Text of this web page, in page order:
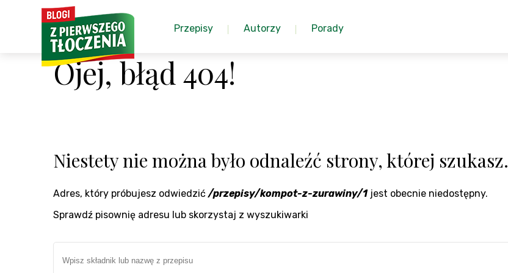
Przepisy Autorzy Porady
Ojej, błąd 404!
Niestety nie można było odnaleźć strony, której szukasz.
Adres, który próbujesz odwiedzić/przepisy/kompot-z-zurawiny/1jest obecnie niedostępny.
Sprawdź pisownię adresu lub skorzystaj z wyszukiwarki